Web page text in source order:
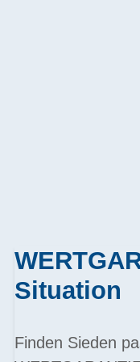
Situation
Finden Sieden